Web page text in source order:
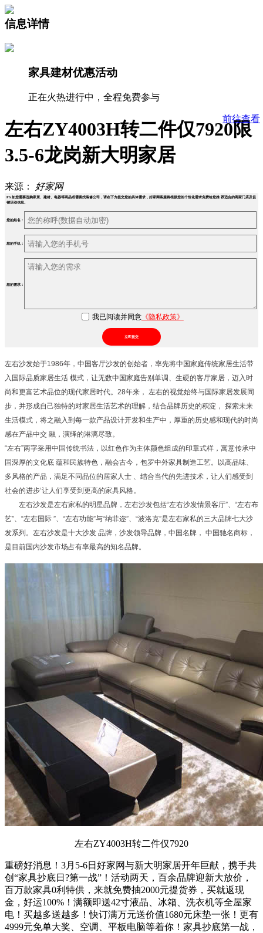
信息详情
家具建材优惠活动
正在火热进行中，全程免费参与
前往查看
左右ZY4003H转二件仅7920限
3.5-6龙岗新大明家居
来源： 好家网
PS.如您需要选购家居、建材、电器等商品或需要找装修公司，请在下方提交您的具体需求，好家网客服将根据您的个性化需求免费给您推 荐适合的商家门店及促
销活动信息。
您的姓名：
您的手机：
您的需求：
我已阅读并同意《隐私政策》
立即提交
左右沙发始于1986年，中国客厅沙发的创始者，率先将中国家庭传统家居生活带
入国际品质家居生活 模式，让无数中国家庭告别单调、生硬的客厅家居，迈入时
尚和更富艺术品位的现代家居时代。28年来， 左右的视觉始终与国际家居发展同
步，并形成自己独特的对家居生活艺术的理解，结合品牌历史的积淀， 探索未来
生活模式，将之融入到每一款产品设计开发和生产中，厚重的历史感和现代的时尚
感在产品中交 融，演绎的淋漓尽致。
“左右”两字采用中国传统书法，以红色作为主体颜色组成的印章式样，寓意传承中
国深厚的文化底 蕴和民族特色，融会古今，包罗中外家具制造工艺。以高品味、
多风格的产品，满足不同品位的居家人士 、结合当代的先进技术，让人们感受到
社会的进步‘让人们享受到更高的家具风格。
左右沙发是左右家私的明星品牌，左右沙发包括“左右沙发情景客厅”、“左右布
艺”、“左右国际 ”、“左右功能”与“纳菲迩”、“波洛克”是左右家私的三大品牌七大沙
发系列。左右沙发是十大沙发 品牌，沙发领导品牌，中国名牌， 中国驰名商标，
是目前国内沙发市场占有率最高的知名品牌。
左右ZY4003H转二件仅7920
重磅好消息！3月5-6日好家网与新大明家居开年巨献，携手共
创“家具抄底日?第一战”！活动两天，百余品牌迎新大放价，
百万款家具0利特供，来就免费抽2000元提货券，买就返现
金，好运100%！满额即送42寸液晶、冰箱、洗衣机等全屋家
电！买越多送越多！快订满万元送价值1680元床垫一张！更有
4999元免单大奖、空调、平板电脑等着你！家具抄底第一战，